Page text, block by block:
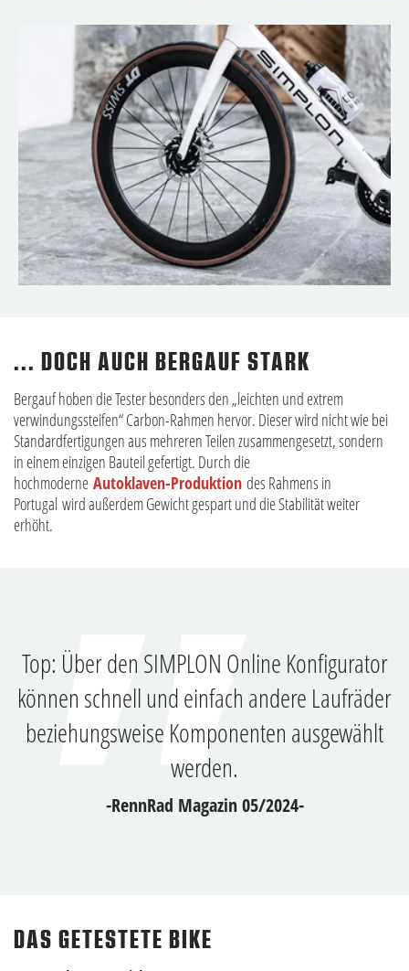
... DOCH AUCH BERGAUF STARK
Bergauf hoben die Tester besonders den „leichten und extrem
verwindungssteifen“ Carbon-Rahmen hervor. Dieser wird nicht wie bei
Standardfertigungen aus mehreren Teilen zusammengesetzt, sondern
in einem einzigen Bauteil gefertigt. Durch die
hochmoderne Autoklaven-Produktion des Rahmens in
Portugal wird außerdem Gewicht gespart und die Stabilität weiter
erhöht.
Top: Über den SIMPLON Online Konfigurator
können schnell und einfach andere Laufräder
beziehungsweise Komponenten ausgewählt
werden.
-RennRad Magazin 05/2024-
DAS GETESTETE BIKE